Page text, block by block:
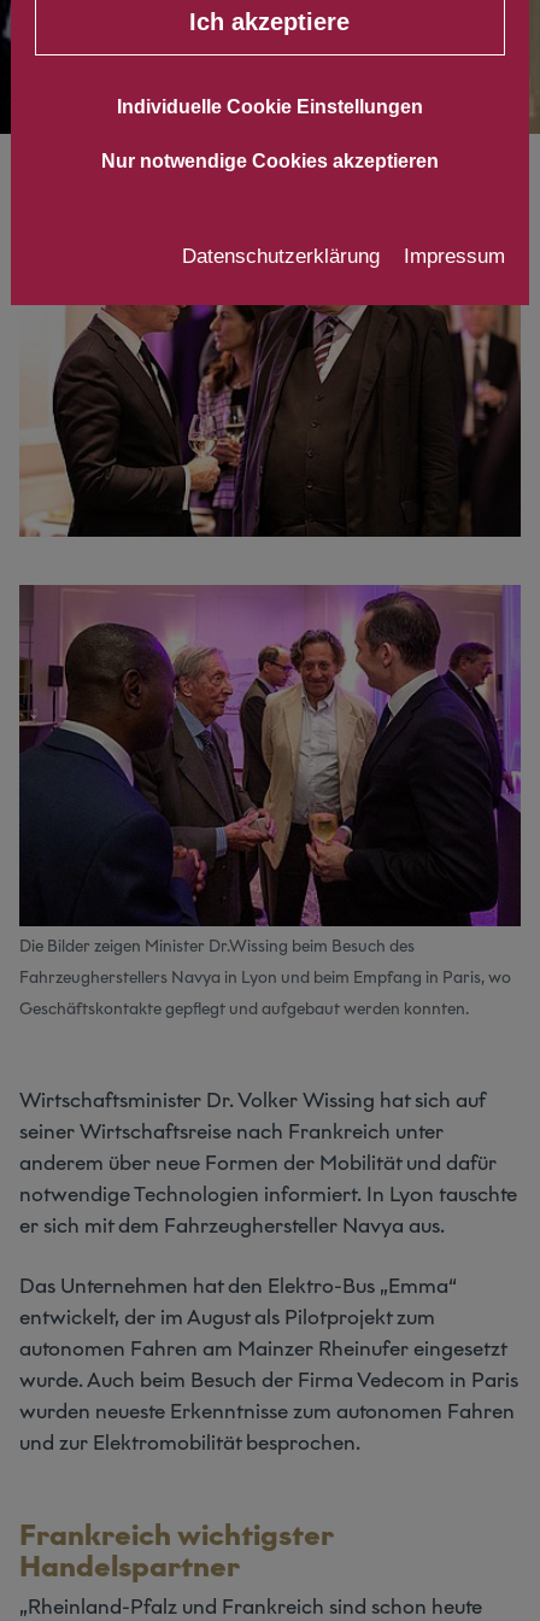
Ich akzeptiere
Individuelle Cookie Einstellungen
Nur notwendige Cookies akzeptieren
Datenschutzerklärung Impressum
Die Bilder zeigen Minister Dr.Wissing beim Besuch des
Fahrzeugherstellers Navya in Lyon und beim Empfang in Paris, wo
Geschäftskontakte gepflegt und aufgebaut werden konnten.
Wirtschaftsminister Dr. Volker Wissing hat sich auf
seiner Wirtschaftsreise nach Frankreich unter
anderem über neue Formen der Mobilität und dafür
notwendige Technologien informiert. In Lyon tauschte
er sich mit dem Fahrzeughersteller Navya aus.
Das Unternehmen hat den Elektro-Bus „Emma“
entwickelt, der im August als Pilotprojekt zum
autonomen Fahren am Mainzer Rheinufer eingesetzt
wurde. Auch beim Besuch der Firma Vedecom in Paris
wurden neueste Erkenntnisse zum autonomen Fahren
und zur Elektromobilität besprochen.
Frankreich wichtigster
Handelspartner
„Rheinland-Pfalz und Frankreich sind schon heute